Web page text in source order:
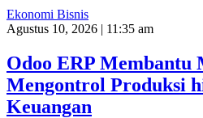
Ekonomi Bisnis
Agustus 10, 2026 | 11:35 am
Odoo ERP Membantu
Mengontrol Produksi
Keuangan